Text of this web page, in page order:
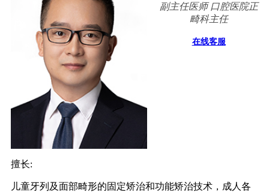
副主任医师 口腔医院正
畸科主任
在线客服
擅长:
儿童牙列及面部畸形的固定矫治和功能矫治技术，成人各